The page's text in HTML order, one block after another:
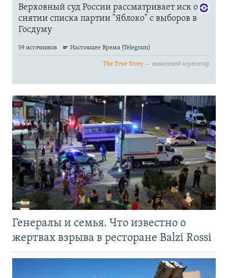
Генералы и семья. Что известно о
жертвах взрыва в ресторане Balzi Rossi